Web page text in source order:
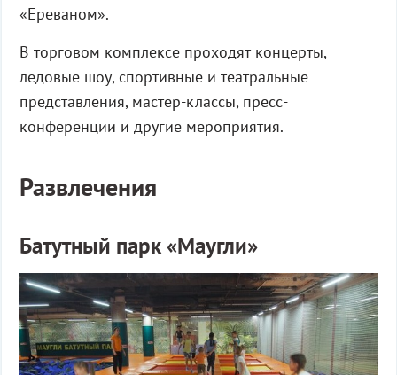
«Ереваном».
В торговом комплексе проходят концерты,
ледовые шоу, спортивные и театральные
представления, мастер-классы, пресс-
конференции и другие мероприятия.
Развлечения
Батутный парк «Маугли»